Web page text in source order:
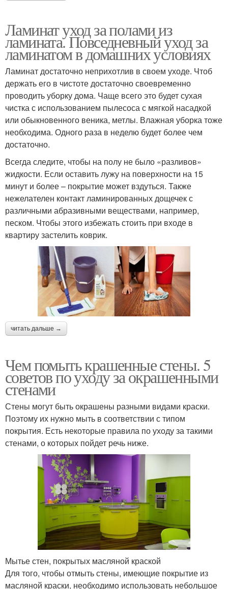
Ламинат уход за полами из
ламината. Повседневный уход за
ламинатом в домашних условиях
Ламинат достаточно неприхотлив в своем уходе. Чтоб
держать его в чистоте достаточно своевременно
проводить уборку дома. Чаще всего это будет сухая
чистка с использованием пылесоса с мягкой насадкой
или обыкновенного веника, метлы. Влажная уборка тоже
необходима. Одного раза в неделю будет более чем
достаточно.
Всегда следите, чтобы на полу не было «разливов»
жидкости. Если оставить лужу на поверхности на 15
минут и более – покрытие может вздуться. Также
нежелателен контакт ламинированных дощечек с
различными абразивными веществами, например,
песком. Чтобы этого избежать стоить при входе в
квартиру застелить коврик.
читать дальше →
Чем помыть крашенные стены. 5
советов по уходу за окрашенными
стенами
Стены могут быть окрашены разными видами краски.
Поэтому их нужно мыть в соответствии с типом
покрытия. Есть некоторые правила по уходу за такими
стенами, о которых пойдет речь ниже.
Мытье стен, покрытых масляной краской
Для того, чтобы отмыть стены, имеющие покрытие из
масляной краски, необходимо использовать небольшое